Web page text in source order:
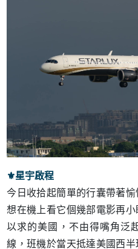
⚜︎星宇啟程
今日收拾起簡單的行囊帶著
想在機上看它個幾部電影再
以求的美國，不由得嘴角泛
線，班機於當天抵達美國西